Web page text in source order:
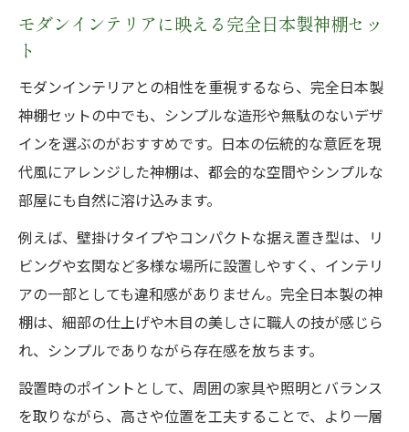
モダンインテリアに映える完全日本製神棚セッ
ト
モダンインテリアとの相性を重視するなら、完全日本製
神棚セットの中でも、シンプルな造形や無駄のないデザ
インを選ぶのがおすすめです。日本の伝統的な意匠を現
代風にアレンジした神棚は、都会的な空間やシンプルな
部屋にも自然に溶け込みます。
例えば、壁掛けタイプやコンパクトな据え置き型は、リ
ビングや玄関など多様な場所に設置しやすく、インテリ
アの一部としても違和感がありません。完全日本製の神
棚は、細部の仕上げや木目の美しさに職人の技が感じら
れ、シンプルでありながら存在感を放ちます。
設置時のポイントとして、周囲の家具や照明とバランス
を取りながら、高さや位置を工夫することで、より一層